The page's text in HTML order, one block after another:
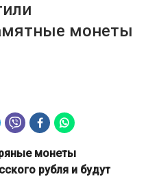
монеты
монеты
рубля и будут